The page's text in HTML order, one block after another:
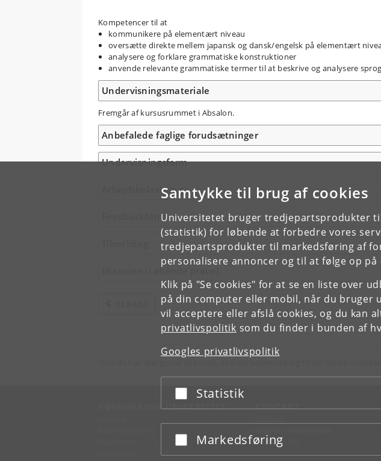
Samtykke til brug af cookies
Universitetet bruger tredjepartsprodukter
(statistik) for løbende at forbedre vores
tredjepartsprodukter til markedsføring af
personalisere annoncer og til at følge op på
Klik på "Se cookies" for at se en liste over
på din computer eller mobil, når du bruger
vil acceptere eller afslå cookies, og du kan
privatlivspolitik som du finder i bunden af
Googles privatlivspolitik
Acceptér eller afslå
Statistik
Acceptér eller afslå
Markedsføring
Kompetencer til at
kommunikere på elementært niveau
oversætte direkte mellem japansk og dansk/engelsk på elementært
analysere og forklare grammatiske konstruktioner
anvende relevante grammatiske termer til at beskrive og analysere
Undervisningsmateriale
Fremgår af kursusrummet i Absalon.
Anbefalede faglige forudsætninger
Undervisningsform
Arbejdsbelastning
Feedbackform
Eksamen (Løbende prøve)
KØBENHAVNS UNIVERSITET KONTAKT
Kontakt KU